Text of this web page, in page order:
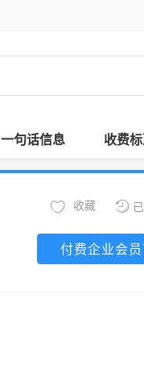
一句话信息 收费
收藏
付费企业会